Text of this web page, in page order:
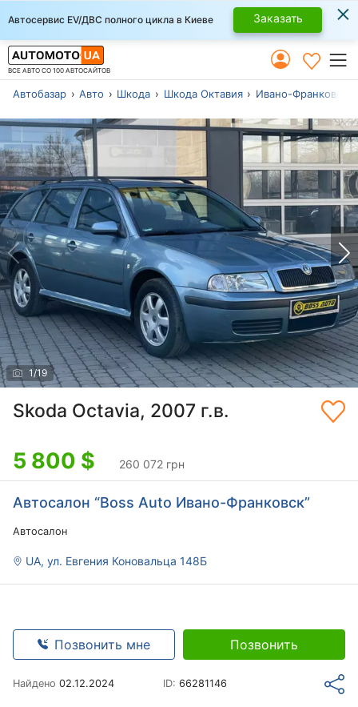
Автосервис EV/ДВС полного цикла в Киеве Заказать ×
ВСЕ АВТО СО 100 АВТОСАЙТОВ
Автобазар Авто Шкода Шкода Октавия Ивано-Франковск
1 /19
Skoda Octavia, 2007 г.в.
5 800 $ 260 072 грн
Автосалон “Boss Auto Ивано-Франковск”
Автосалон
UA, ул. Евгения Коновальца 148Б
Позвонить мне Позвонить
Найдено 02.12.2024 ID: 66281146